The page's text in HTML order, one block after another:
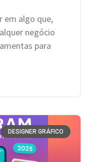
em algo que,
negócio
para
DESIGNER GRÁFICO